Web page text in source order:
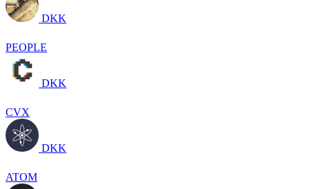
DKK
PEOPLE
DKK
CVX
DKK
ATOM